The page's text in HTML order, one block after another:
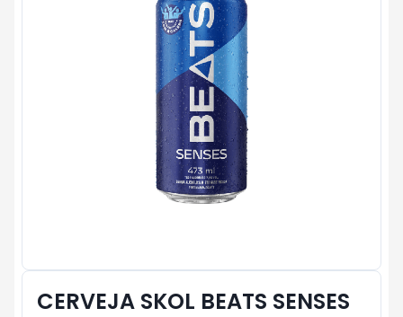
CERVEJA SKOL BEATS SENSES